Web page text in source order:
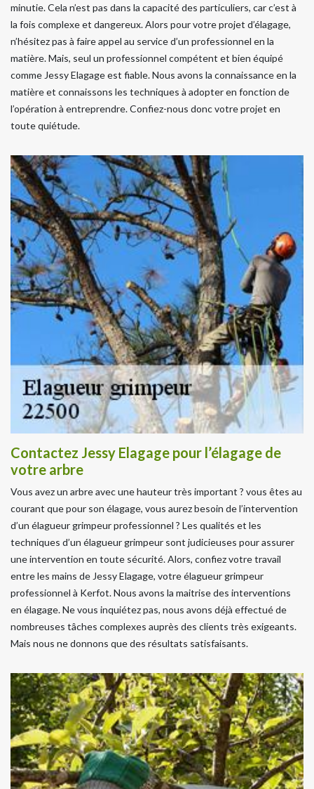
minutie. Cela n’est pas dans la capacité des particuliers, car c’est à
la fois complexe et dangereux. Alors pour votre projet d’élagage,
n’hésitez pas à faire appel au service d’un professionnel en la
matière. Mais, seul un professionnel compétent et bien équipé
comme Jessy Elagage est fiable. Nous avons la connaissance en la
matière et connaissons les techniques à adopter en fonction de
l’opération à entreprendre. Confiez-nous donc votre projet en
toute quiétude.
Contactez Jessy Elagage pour l’élagage de
votre arbre
Vous avez un arbre avec une hauteur très important ? vous êtes au
courant que pour son élagage, vous aurez besoin de l’intervention
d’un élagueur grimpeur professionnel ? Les qualités et les
techniques d’un élagueur grimpeur sont judicieuses pour assurer
une intervention en toute sécurité. Alors, confiez votre travail
entre les mains de Jessy Elagage, votre élagueur grimpeur
professionnel à Kerfot. Nous avons la maitrise des interventions
en élagage. Ne vous inquiétez pas, nous avons déjà effectué de
nombreuses tâches complexes auprès des clients très exigeants.
Mais nous ne donnons que des résultats satisfaisants.